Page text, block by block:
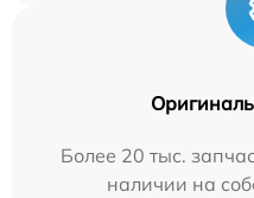
Более 20 тыс.
наличии на